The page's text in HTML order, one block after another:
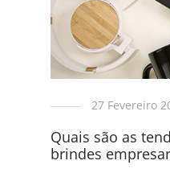
27 Fevereiro
Quais são as
brindes